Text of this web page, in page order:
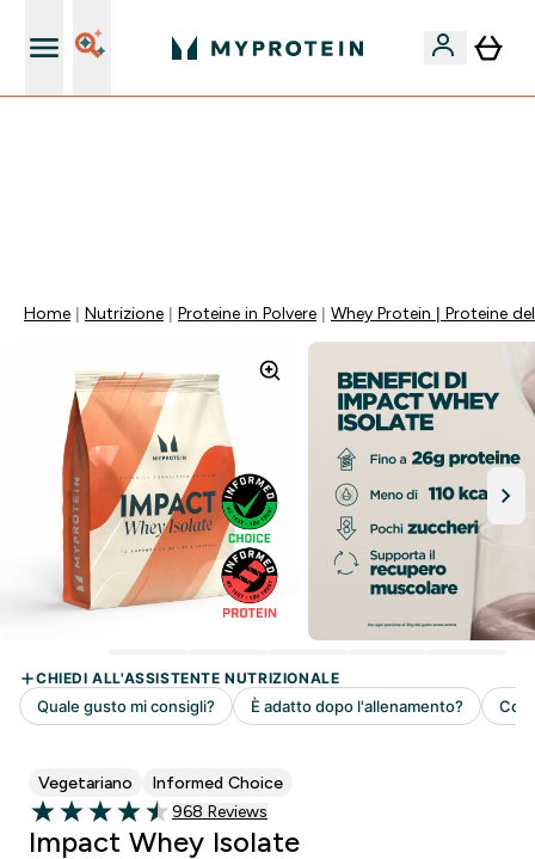
Home Nutrizione Proteine in Polvere Whey Protein | Proteine
Vegetariano Informed Choice
4.5 out of 5 stars
968 customer reviews
968 Reviews
Impact Whey Isolate